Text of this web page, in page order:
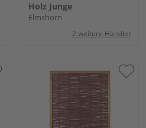
Holz Junge
Elmshorn
2 weitere Händler